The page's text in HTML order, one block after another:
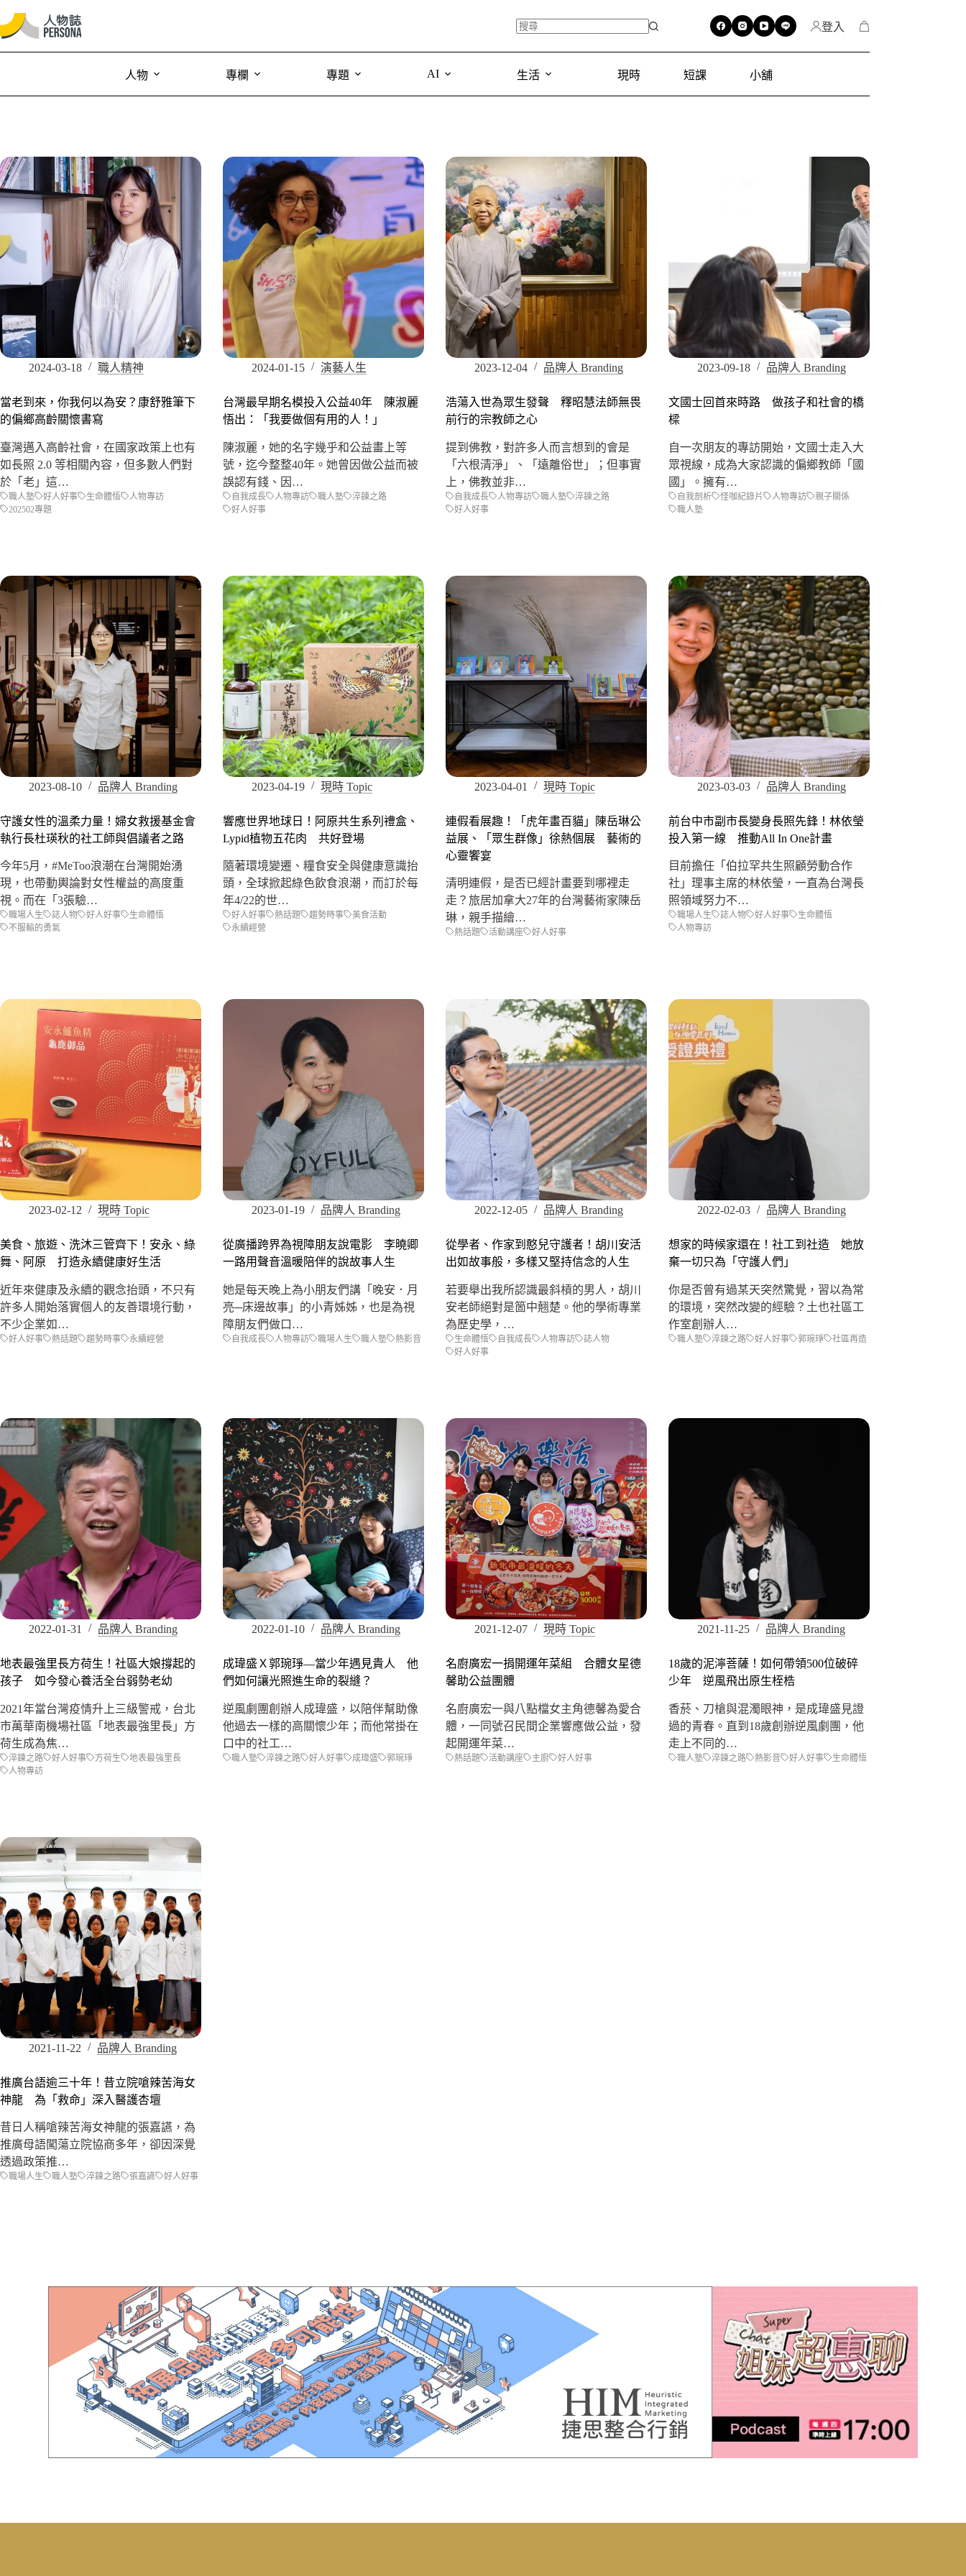
登入
人物 專欄 專題 AI 生活 現時 短課 小舖
2024-03-18 職人精神
當老到來，你我何以為安？康舒雅筆下
的偏鄉高齡關懷書寫
臺灣邁入高齡社會，在國家政策上也有
如長照 2.0 等相關內容，但多數人們對
於「老」這…
職人塾 好人好事 生命體悟
人物專訪
202502專題
2024-01-15 演藝人生
台灣最早期名模投入公益40年 陳淑麗
悟出：「我要做個有用的人！」
陳淑麗，她的名字幾乎和公益畫上等
號，迄今整整40年。她曾因做公益而被
誤認有錢、因…
自我成長 人物專訪 職人塾
淬鍊之路
好人好事
2023-12-04 品牌人 Branding
浩蕩入世為眾生發聲 釋昭慧法師無畏
前行的宗教師之心
提到佛教，對許多人而言想到的會是
「六根清淨」、「遠離俗世」；但事實
上，佛教並非…
自我成長 人物專訪 職人塾
淬鍊之路
好人好事
2023-09-18 品牌人 Branding
文國士回首來時路 做孩子和社會的橋
樑
自一次朋友的專訪開始，文國士走入大
眾視線，成為大家認識的偏鄉教師「國
國」。擁有…
自我剖析 怪咖紀錄片 人物專訪
親子關係
職人塾
2023-08-10 品牌人 Branding
守護女性的溫柔力量！婦女救援基金會
執行長杜瑛秋的社工師與倡議者之路
今年5月，#MeToo浪潮在台灣開始湧
現，也帶動輿論對女性權益的高度重
視。而在「3張驗…
職場人生 誌人物 好人好事
生命體悟
不服輸的勇氣
2023-04-19 現時 Topic
響應世界地球日！阿原共生系列禮盒、
Lypid植物五花肉 共好登場
隨著環境變遷、糧食安全與健康意識抬
頭，全球掀起綠色飲食浪潮，而訂於每
年4/22的世…
好人好事 熱話題 趨勢時事
美食活動
永續經營
2023-04-01 現時 Topic
連假看展趣！「虎年畫百貓」陳岳琳公
益展、「眾生群像」徐熱個展 藝術的
心靈饗宴
清明連假，是否已經計畫要到哪裡走
走？旅居加拿大27年的台灣藝術家陳岳
琳，親手描繪…
熱話題 活動講座 好人好事
2023-03-03 品牌人 Branding
前台中市副市長變身長照先鋒！林依瑩
投入第一線 推動All In One計畫
目前擔任「伯拉罕共生照顧勞動合作
社」理事主席的林依瑩，一直為台灣長
照領域努力不…
職場人生 誌人物 好人好事
生命體悟
人物專訪
2023-02-12 現時 Topic
美食、旅遊、洗沐三管齊下！安永、綠
舞、阿原 打造永續健康好生活
近年來健康及永續的觀念抬頭，不只有
許多人開始落實個人的友善環境行動，
不少企業如…
好人好事 熱話題 趨勢時事 永續經營
2023-01-19 品牌人 Branding
從廣播跨界為視障朋友說電影 李曉卿
一路用聲音溫暖陪伴的說故事人生
她是每天晚上為小朋友們講「晚安．月
亮─床邊故事」的小青姊姊，也是為視
障朋友們做口…
自我成長 人物專訪 職場人生 職人塾 熱影音
2022-12-05 品牌人 Branding
從學者、作家到憨兒守護者！胡川安活
出如故事般，多樣又堅持信念的人生
若要舉出我所認識最斜槓的男人，胡川
安老師絕對是箇中翹楚。他的學術專業
為歷史學，…
生命體悟 自我成長 人物專訪
誌人物
好人好事
2022-02-03 品牌人 Branding
想家的時候家還在！社工到社造 她放
棄一切只為「守護人們」
你是否曾有過某天突然驚覺，習以為常
的環境，突然改變的經驗？土也社區工
作室創辦人…
職人塾 淬鍊之路 好人好事 郭琬琤 社區再造
2022-01-31 品牌人 Branding
地表最強里長方荷生！社區大娘撐起的
孩子 如今發心養活全台弱勢老幼
2021年當台灣疫情升上三級警戒，台北
市萬華南機場社區「地表最強里長」方
荷生成為焦…
淬鍊之路 好人好事 方荷生
地表最強里長
人物專訪
2022-01-10 品牌人 Branding
成瑋盛Ｘ郭琬琤—當少年遇見貴人 他
們如何讓光照進生命的裂縫？
逆風劇團創辦人成瑋盛，以陪伴幫助像
他過去一樣的高關懷少年；而他常掛在
口中的社工…
職人塾 淬鍊之路 好人好事 成瑋盛 郭琬琤
2021-12-07 現時 Topic
名廚廣宏一捐開運年菜組 合體女星德
馨助公益團體
名廚廣宏一與八點檔女主角德馨為愛合
體，一同號召民間企業響應做公益，發
起開運年菜…
熱話題 活動講座 主廚 好人好事
2021-11-25 品牌人 Branding
18歲的泥濘菩薩！如何帶領500位破碎
少年 逆風飛出原生桎梏
香菸、刀槍與混濁眼神，是成瑋盛見證
過的青春。直到18歲創辦逆風劇團，他
走上不同的…
職人塾 淬鍊之路 熱影音 好人好事 生命體悟
2021-11-22 品牌人 Branding
推廣台語逾三十年！昔立院嗆辣苦海女
神龍 為「救命」深入醫護杏壇
昔日人稱嗆辣苦海女神龍的張嘉讌，為
推廣母語闖蕩立院協商多年，卻因深覺
透過政策推…
職場人生 職人塾 淬鍊之路 張嘉讌 好人好事